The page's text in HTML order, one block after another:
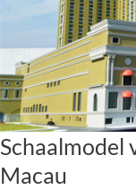
Schaalmodel
Macau